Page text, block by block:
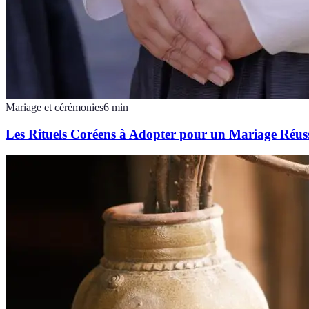
Mariage et cérémonies6 min
Les Rituels Coréens à Adopter pour un Mariage